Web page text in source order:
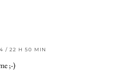
/ 22 H 50 MIN
;-)